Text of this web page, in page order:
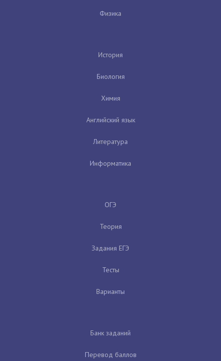
Физика
История
Биология
Химия
Английский язык
Литература
Информатика
ОГЭ
Теория
Задания ЕГЭ
Тесты
Варианты
Банк заданий
Перевод баллов